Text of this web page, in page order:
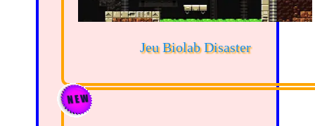
Jeu Biolab Disaster